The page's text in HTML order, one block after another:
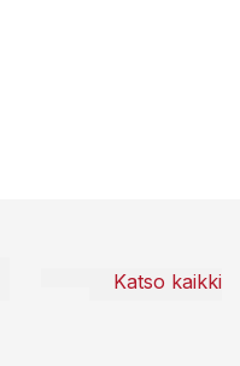
Katso kaikki